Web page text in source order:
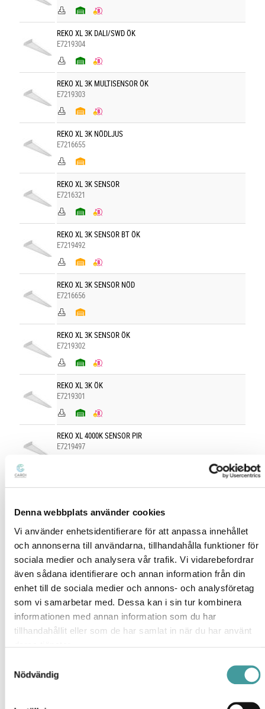
Denna webbplats använder cookies
Vi använder enhetsidentifierare för att anpassa innehållet
och annonserna till användarna, tillhandahålla funktioner för
sociala medier och analysera vår trafik. Vi vidarebefordrar
även sådana identifierare och annan information från din
enhet till de sociala medier och annons- och analysföretag
som vi samarbetar med. Dessa kan i sin tur kombinera
informationen med annan information som du har
tillhandahållit eller som de har samlat in när du har använt
Nödvändig
REKO XL 3K DALI/SWD ÖK
E7219304
REKO XL 3K MULTISENSOR ÖK
E7219303
REKO XL 3K NÖDLJUS
E7216655
REKO XL 3K SENSOR
E7216321
REKO XL 3K SENSOR BT ÖK
E7219492
REKO XL 3K SENSOR NÖD
E7216656
REKO XL 3K SENSOR ÖK
E7219302
REKO XL 3K ÖK
E7219301
REKO XL 4000K SENSOR PIR
E7219497
REKO XL 4K
REKO XL 4K DALI/SWD
E7216327
REKO XL 4K DALI/SWD ÖK
E7219308
REKO XL 4K MULTISENSOR ÖK